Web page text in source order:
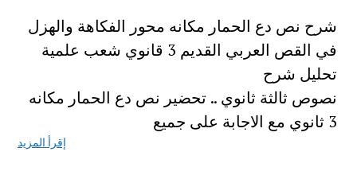
شرح نص دع الحمار مكانه محور الفكاهة والهزل
في القص العربي القديم 3 قانوي شعب علمية
تحليل شرح
نصوص ثالثة ثانوي .. تحضير نص دع الحمار مكانه
3 ثانوي مع الاجابة على جميع
إقرأ المزيد